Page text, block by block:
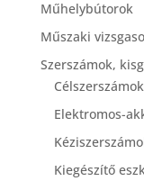
Műhelybútorok
Műszaki
Szerszámok,
Célszerszámok
Elektromos-
Kiegészítő